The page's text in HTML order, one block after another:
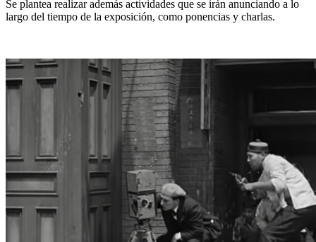
Se plantea realizar además actividades que se irán anunciando a lo
largo del tiempo de la exposición, como ponencias y charlas.